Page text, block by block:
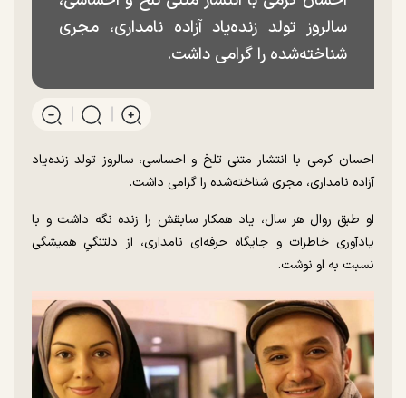
سالروز تولد زنده‌یاد آزاده نامداری، مجری
شناخته‌شده را گرامی داشت.
احسان کرمی با انتشار متنی تلخ و احساسی، سالروز تولد زنده‌یاد
آزاده نامداری، مجری شناخته‌شده را گرامی داشت.
او طبق روال هر سال، یاد همکار سابقش را زنده نگه داشت و با
یادآوری خاطرات و جایگاه حرفه‌ای نامداری، از دلتنگیِ همیشگی
نسبت به او نوشت.